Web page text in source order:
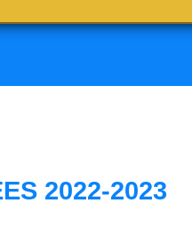
2022-2023